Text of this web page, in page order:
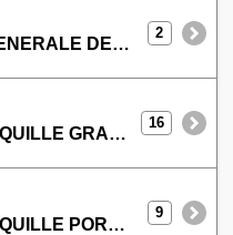
ASSEMBLEE GENERALE DES MARINS
2
FÊTE DE LA COQUILLE GRANDCAMP MAISY
16
FETE DE LA COQUILLE PORT EN BESSIN
9